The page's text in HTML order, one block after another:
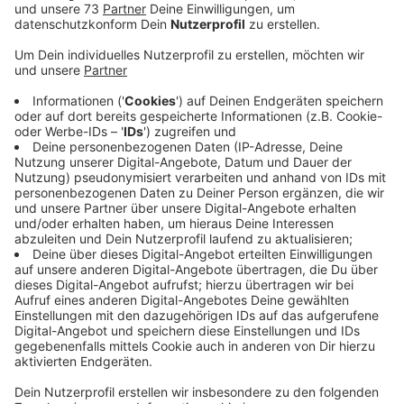
Wasserpegel sinken
Anzeige
Wegen der großen Trockenheit im vergangenen Jahr
erreichen wir aktuell gerade mal ein Niveau über
deutlich Mittelwasser, das entspricht dem
durchschnittlichen, mittleren Wasserstand im Jahr,
sagt der Kreis Borken. Informationsstufe eins, bei der
wir von Flüssen sprechen, die über die Ufer treten und
land- und forstwirtschaftliche Flächen überfluten, ist
noch nicht erreicht.Hinzu kommt, dass sämtliche
Pegel im Kreis Borken an Dinkel, Vechte, Berkel,
Bocholter Aa oder auch Issel eine fallende Tendenz
haben. Die Pegel könnten zwar kurz stagnieren oder